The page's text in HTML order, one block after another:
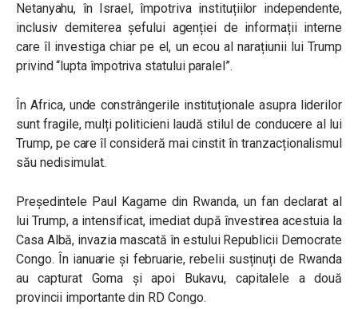
Netanyahu, în Israel, împotriva instituțiilor independente,
inclusiv demiterea șefului agenției de informații interne
care îl investiga chiar pe el, un ecou al narațiunii lui Trump
privind “lupta împotriva statului paralel”.
În Africa, unde constrângerile instituționale asupra liderilor
sunt fragile, mulți politicieni laudă stilul de conducere al lui
Trump, pe care îl consideră mai cinstit în tranzacționalismul
său nedisimulat.
Președintele Paul Kagame din Rwanda, un fan declarat al
lui Trump, a intensificat, imediat după învestirea acestuia la
Casa Albă, invazia mascată în estului Republicii Democrate
Congo. În ianuarie și februarie, rebelii susținuți de Rwanda
au capturat Goma și apoi Bukavu, capitalele a două
provincii importante din RD Congo.